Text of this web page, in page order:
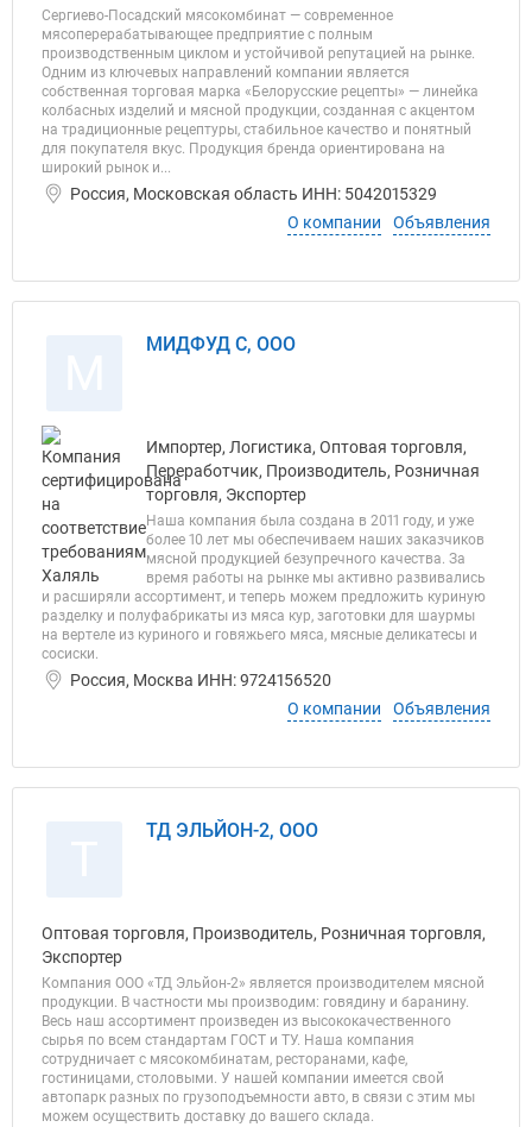
Сергиево-Посадский мясокомбинат — современное
мясоперерабатывающее предприятие с полным
производственным циклом и устойчивой репутацией на рынке.
Одним из ключевых направлений компании является
собственная торговая марка «Белорусские рецепты» — линейка
колбасных изделий и мясной продукции, созданная с акцентом
на традиционные рецептуры, стабильное качество и понятный
для покупателя вкус. Продукция бренда ориентирована на
широкий рынок и...
Россия, Московская область ИНН: 5042015329
О компании
Объявления
МИДФУД С, ООО
Импортер, Логистика, Оптовая торговля,
Переработчик, Производитель, Розничная
торговля, Экспортер
Наша компания была создана в 2011 году, и уже
более 10 лет мы обеспечиваем наших заказчиков
мясной продукцией безупречного качества. За
время работы на рынке мы активно развивались
и расширяли ассортимент, и теперь можем предложить куриную
разделку и полуфабрикаты из мяса кур, заготовки для шаурмы
на вертеле из куриного и говяжьего мяса, мясные деликатесы и
сосиски.
Россия, Москва ИНН: 9724156520
О компании
Объявления
ТД ЭЛЬЙОН-2, ООО
Оптовая торговля, Производитель, Розничная торговля,
Экспортер
Компания ООО «ТД Эльйон-2» является производителем мясной
продукции. В частности мы производим: говядину и баранину.
Весь наш ассортимент произведен из высококачественного
сырья по всем стандартам ГОСТ и ТУ. Наша компания
сотрудничает с мясокомбинатам, ресторанами, кафе,
гостиницами, столовыми. У нашей компании имеется свой
автопарк разных по грузоподъемности авто, в связи с этим мы
можем осуществить доставку до вашего склада.